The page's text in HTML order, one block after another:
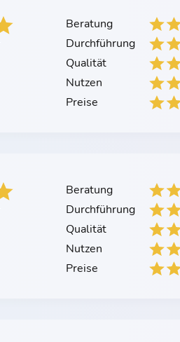
Beratung
Durchführung
Qualität
Nutzen
Preise
Beratung
Durchführung
Qualität
Nutzen
Preise